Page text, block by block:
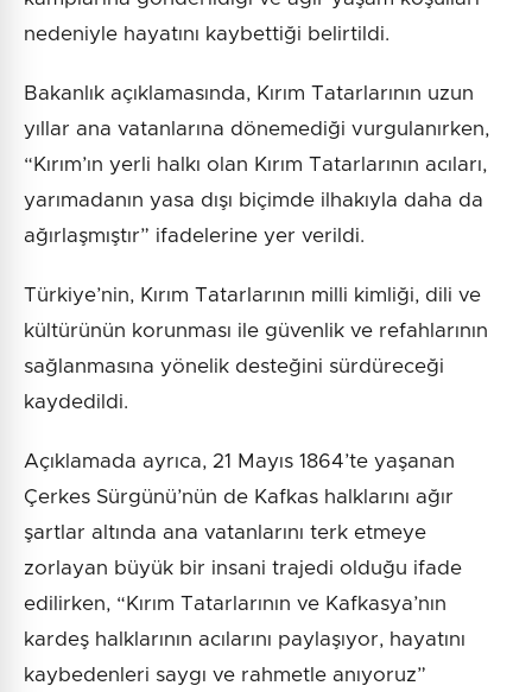
nedeniyle hayatını kaybettiği belirtildi.
Bakanlık açıklamasında, Kırım Tatarlarının uzun
yıllar ana vatanlarına dönemediği vurgulanırken,
“Kırım’ın yerli halkı olan Kırım Tatarlarının acıları,
yarımadanın yasa dışı biçimde ilhakıyla daha da
ağırlaşmıştır” ifadelerine yer verildi.
Türkiye’nin, Kırım Tatarlarının milli kimliği, dili ve
kültürünün korunması ile güvenlik ve refahlarının
sağlanmasına yönelik desteğini sürdüreceği
kaydedildi.
Açıklamada ayrıca, 21 Mayıs 1864’te yaşanan
Çerkes Sürgünü’nün de Kafkas halklarını ağır
şartlar altında ana vatanlarını terk etmeye
zorlayan büyük bir insani trajedi olduğu ifade
edilirken, “Kırım Tatarlarının ve Kafkasya’nın
kardeş halklarının acılarını paylaşıyor, hayatını
kaybedenleri saygı ve rahmetle anıyoruz”